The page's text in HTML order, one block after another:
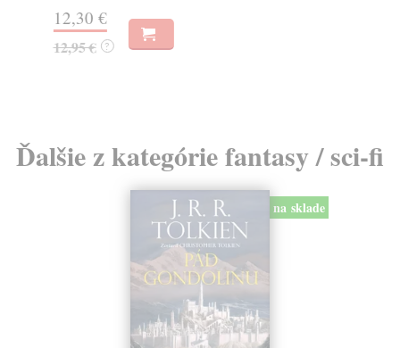
12,30 €
12,95 € ?
Ďalšie z kategórie fantasy / sci-fi
na sklade